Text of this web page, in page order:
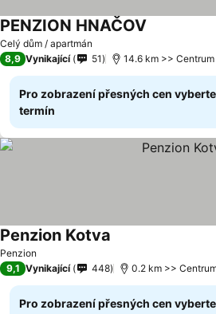
Celý dům / apartmán
PENZION HNAČOV
8,9 Vynikající 51 14.6 km >> Centrum
Pro zobrazení přesných cen vyberte
termín
Penzion
Penzion Kotva
9,1 Vynikající 448 0.2 km >>
Pro zobrazení přesných cen vyberte